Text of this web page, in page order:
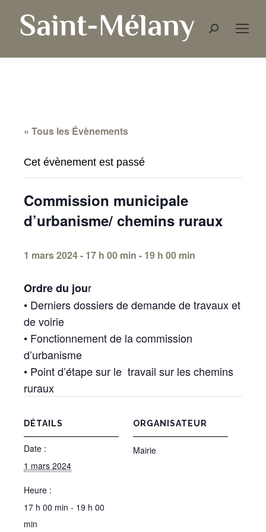
Recherche
« Tous les Évènements
Cet évènement est passé
Commission municipale
d’urbanisme/ chemins ruraux
1 mars 2024 - 17 h 00 min - 19 h 00 min
Ordre du jour
• Derniers dossiers de demande de travaux et
de voirie
• Fonctionnement de la commission
d’urbanisme
• Point d’étape sur le travail sur les chemins
ruraux
DÉTAILS
Date :
1 mars 2024
Heure :
17 h 00 min - 19 h 00
min
ORGANISATEUR
Mairie